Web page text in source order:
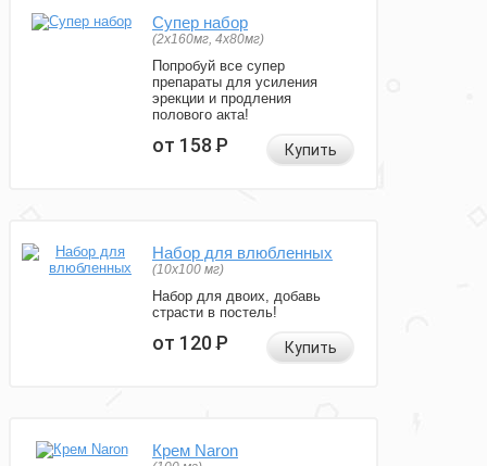
Супер набор
(2х160мг, 4х80мг)
Попробуй все супер
препараты для усиления
эрекции и продления
полового акта!
от 158Р Купить
Набор для влюбленных
(10х100 мг)
Набор для двоих, добавь
страсти в постель!
от 120Р Купить
Крем Naron